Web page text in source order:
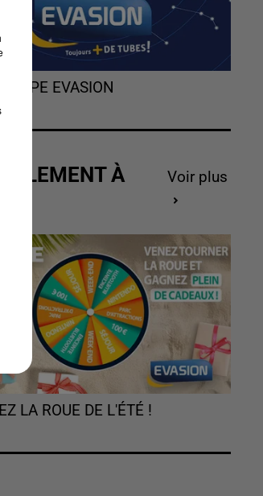
EVASION
À
Voir plus
LA ROUE DE L'ÉTÉ !